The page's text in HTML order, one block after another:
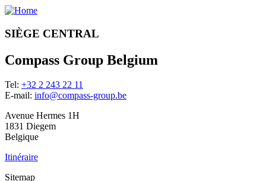
SIÈGE CENTRAL
Compass Group Belgium
Tel: +32 2 243 22 11
E-mail: info@compass-group.be
Avenue Hermes 1H
1831 Diegem
Belgique
Itinéraire
Sitemap